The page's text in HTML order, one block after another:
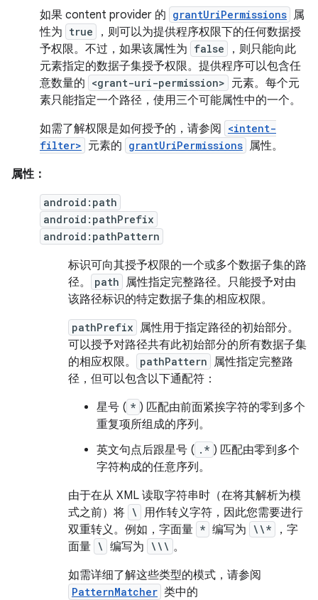
如果 content provider 的 grantUriPermissions 属
性为 true
，则可以为提供程序权限下的任何数据授
予权限。不过，如果该属性为 false
，则只能向此
元素指定的数据子集授予权限。提供程序可以包含任
意数量的 <grant-uri-permission> 元素。每个元
素只能指定一个路径，使用三个可能属性中的一个。
如需了解权限是如何授予的，请参阅
<intent-
filter> 元素的 grantUriPermissions 属性。
属性：
android:path
android:pathPrefix
android:pathPattern
标识可向其授予权限的一个或多个数据子集的路
径。
path 属性指定完整路径。只能授予对由
该路径标识的特定数据子集的相应权限。
pathPrefix 属性用于指定路径的初始部分。
可以授予对路径共有此初始部分的所有数据子集
的相应权限。
pathPattern 属性指定完整路
径，但可以包含以下通配符：
星号 ( * ) 匹配由前面紧挨字符的零到多个
重复项所组成的序列。
英文句点后跟星号 ( .* ) 匹配由零到多个
字符构成的任意序列。
由于在从 XML 读取字符串时（在将其解析为模
式之前）将 \
用作转义字符，因此您需要进行
双重转义。例如，字面量 * 编写为 \\*
，字
面量 \ 编写为 \\\ 。
如需详细了解这些类型的模式，请参阅
PatternMatcher 类中的